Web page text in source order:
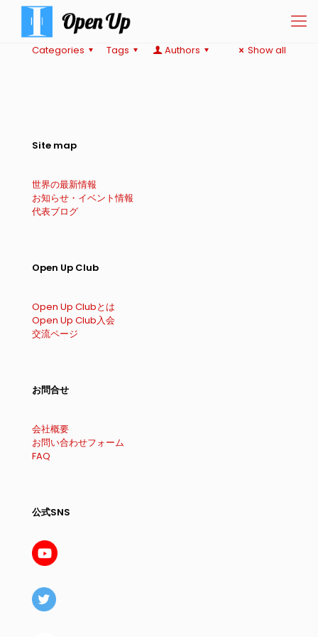
Categories Tags Authors Show all
Site map
世界の最新情報
お知らせ・イベント情報
代表ブログ
Open Up Club
Open Up Clubとは
Open Up Club入会
交流ページ
お問合せ
会社概要
お問い合わせフォーム
FAQ
公式SNS